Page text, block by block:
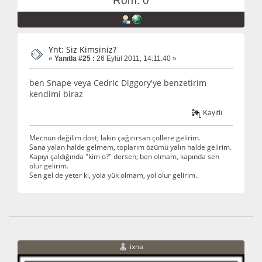
Ynt: Siz Kimsiniz?
« Yanıtla #25 : 26 Eylül 2011, 14:11:40 »
ben Snape veya Cedric Diggory'ye benzetirim
kendimi biraz
Kayıtlı
Mecnun değilim dost; lakin çağırırsan çöllere gelirim.
Sana yalan halde gelmem, toplarım özümü yalın halde gelirim.
Kapıyı çaldığında "kim o?" dersen; ben olmam, kapında sen
olur gelirim.
Sen gel de yeter ki, yola yük olmam, yol olur gelirim..
ixna